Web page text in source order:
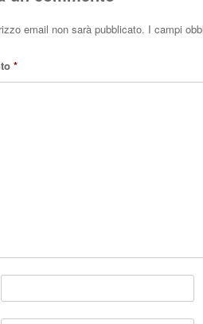
email non sarà pubblicato. I campi
*